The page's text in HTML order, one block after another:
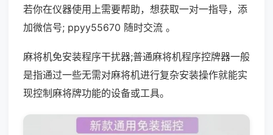
若你在仪器使用上需要帮助，想获取一对一指导，添
加微信号; ppyy55670 随时交流 。
麻将机免安装程序干扰器;普通麻将机程序控牌器一般
是指通过一些无需对麻将机进行复杂安装操作就能实
现控制麻将牌功能的设备或工具。